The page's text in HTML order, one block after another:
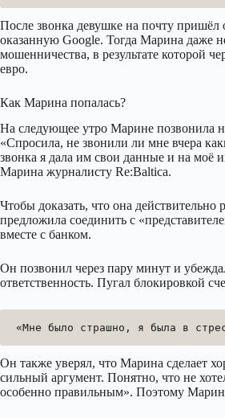
После звонка девушке на почту
оказанную Google. Тогда Марина даже
мошенничества, в результате которой
евро.
Как Марина попалась?
На следующее утро Марине позвонила
«Спросила, не звонили ли мне вчера
звонка я дала им свои данные и на моё
Марина журналисту Re:Baltica.
Чтобы доказать, что она
предложила соединить с
вместе с банком.
Он позвонил через пару минут и
ответственность. Пугал блокировкой
«Мне было страшно, я была в
Он также уверял, что Марина сделает
сильный аргумент. Понятно, что не
особенно правильным». Поэтому